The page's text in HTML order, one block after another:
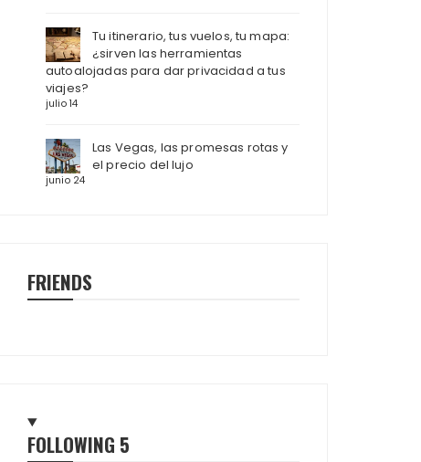
Tu itinerario, tus vuelos, tu mapa:
¿sirven las herramientas
autoalojadas para dar privacidad a tus
viajes?
julio 14
Las Vegas, las promesas rotas y
el precio del lujo
junio 24
FRIENDS
FOLLOWING 5